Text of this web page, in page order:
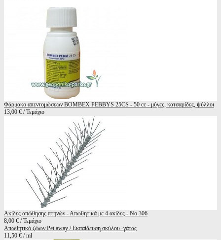
Φάρμακο απεντομώσεων BOMBEX PEBBYS 25CS - 50 cc - μύγες, κατσαρίδες, ψύλλοι
13,00 € / Τεμάχιο
Ακίδες απώθησης πτηνών - Απωθητικά με 4 ακίδες - Νο 306
8,00 € / Τεμάχιο
Απωθητικό ζώων Pet away / Εκπαίδευση σκύλου -γάτας
11,50 € / ml